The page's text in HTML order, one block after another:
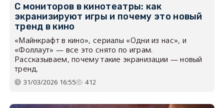
С мониторов в кинотеатры: как
экранизируют игры и почему это новый
тренд в кино
«Майнкрафт в кино», сериалы «Одни из нас», и
«Фоллаут» — все это снято по играм.
Рассказываем, почему такие экранизации — новый
тренд.
31/03/2026 16:55 412